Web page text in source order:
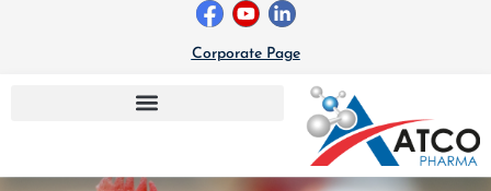
Corporate Page